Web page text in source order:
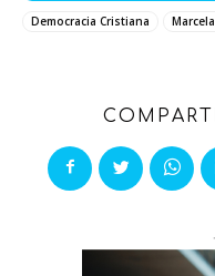
Democracia Cristiana